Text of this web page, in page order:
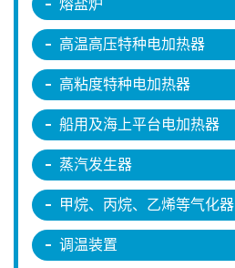
熔盐炉
高温高压特种电加热器
高粘度特种电加热器
船用及海上平台电加热器
蒸汽发生器
甲烷、丙烷、乙烯等气化器
调温装置